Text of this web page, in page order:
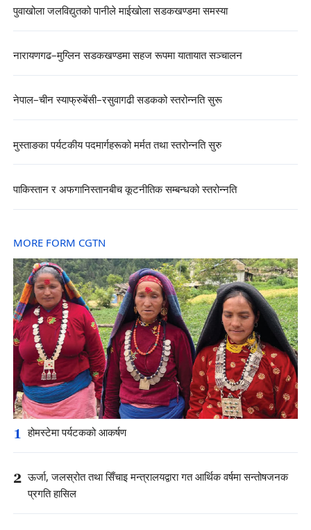
पुवाखोला जलविद्युतको पानीले माईखोला सडकखण्डमा समस्या
नारायणगढ–मुग्लिन सडकखण्डमा सहज रूपमा यातायात सञ्चालन
नेपाल–चीन स्याफ्रुबेंसी–रसुवागढी सडकको स्तरोन्नति सुरू
मुस्ताङका पर्यटकीय पदमार्गहरूको मर्मत तथा स्तरोन्नति सुरु
पाकिस्तान र अफगानिस्तानबीच कूटनीतिक सम्बन्धको स्तरोन्नति
MORE FORM CGTN
1 होमस्टेमा पर्यटकको आकर्षण
2 ऊर्जा, जलस्रोत तथा सिँचाइ मन्त्रालयद्वारा गत आर्थिक वर्षमा सन्तोषजनक
प्रगति हासिल